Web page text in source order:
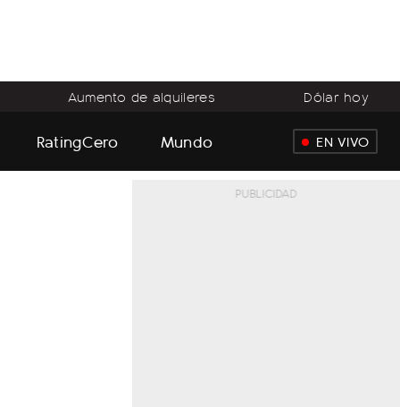
Aumento de alquileres Dólar hoy
RatingCero Mundo EN VIVO